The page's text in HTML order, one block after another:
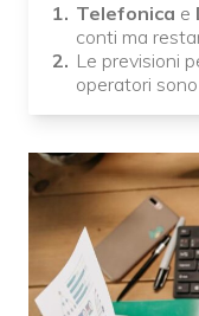
Telefonica e
conti ma
Le previsioni
operatori